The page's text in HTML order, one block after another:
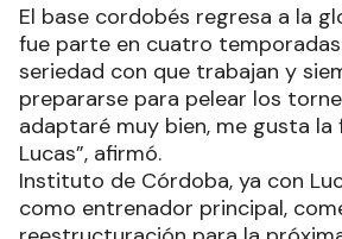
El base cordobés regresa a la
fue parte en cuatro
seriedad con que trabajan y
prepararse para pelear los
adaptaré muy bien, me gusta la
Lucas”, afirmó.
Instituto de Córdoba, ya con
como entrenador principal,